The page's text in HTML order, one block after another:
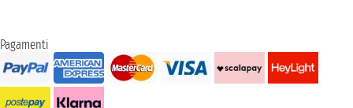
Pagamenti